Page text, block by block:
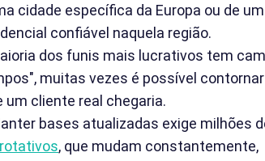
cidade específica da Europa ou de
confiável naquela região.
dos funis mais lucrativos tem
muitas vezes é possível
um cliente real chegaria.
bases atualizadas exige milhões
, que mudam constantemente,